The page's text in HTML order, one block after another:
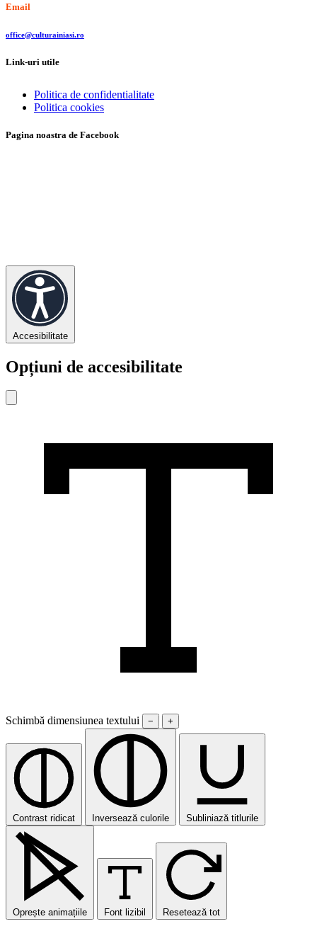
Email
office@culturainiasi.ro
Link-uri utile
Politica de confidentialitate
Politica cookies
Pagina noastra de Facebook
Accesibilitate
Opțiuni de accesibilitate
Schimbă dimensiunea textului − +
Contrast ridicat Inversează culorile Subliniază titlurile
Oprește animațiile Font lizibil Resetează tot